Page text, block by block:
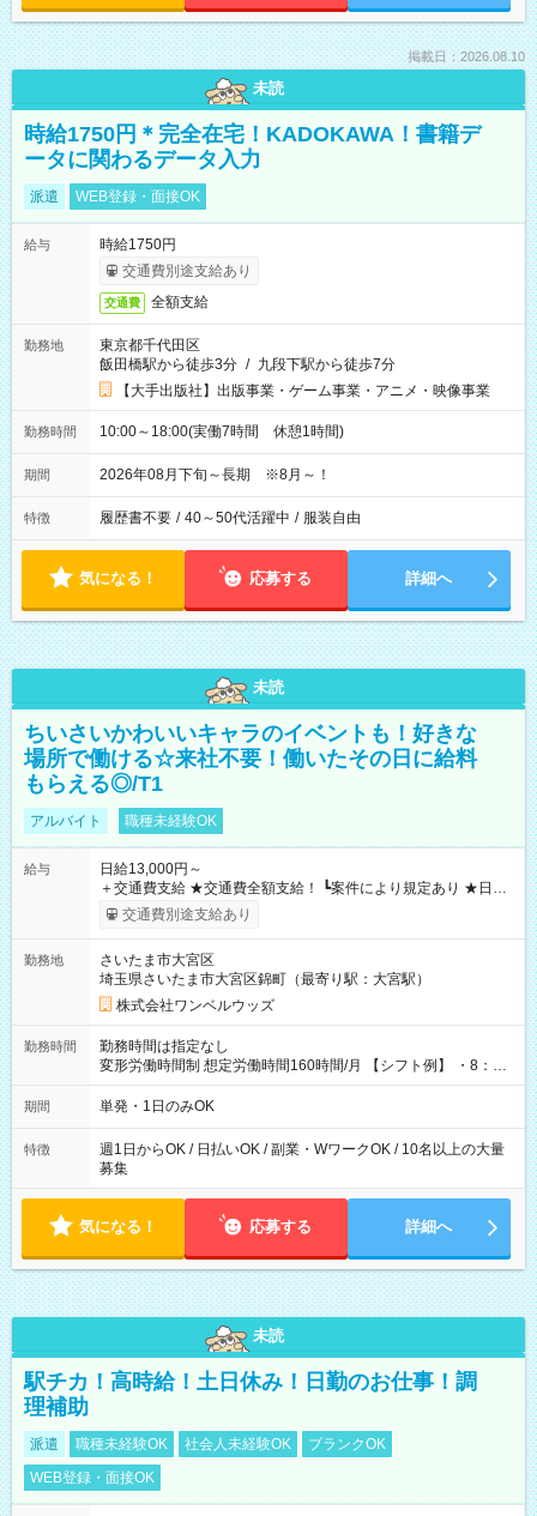
掲載日：2026.08.10
未読
時給1750円＊完全在宅！KADOKAWA！書籍デ
ータに関わるデータ入力
派遣 WEB登録・面接OK
給与
時給1750円
交通費別途支給あり
交通費 全額支給
勤務地
東京都千代田区
飯田橋駅から徒歩3分 / 九段下駅から徒歩7分
【大手出版社】出版事業・ゲーム事業・アニメ・映像事業
勤務時間 10:00～18:00(実働7時間 休憩1時間)
期間 2026年08月下旬～長期 ※8月～！
特徴 履歴書不要 / 40～50代活躍中 / 服装自由
気になる！ 応募する 詳細へ
未読
ちいさいかわいいキャラのイベントも！好きな
場所で働ける☆来社不要！働いたその日に給料
もらえる◎/T1
アルバイト 職種未経験OK
給与
日給13,000円～
＋交通費支給 ★交通費全額支給！ ┗案件により規定あり ★日払
いOK！（規定あり） ┗働いたその日に現金GET♪ お仕事後はコ
ンビニATMから 日払い分を引き落とせます！ 【試用期間】試
交通費別途支給あり
勤務地
さいたま市大宮区
埼玉県さいたま市大宮区錦町（最寄り駅：大宮駅）
株式会社ワンベルウッズ
勤務時間
勤務時間は指定なし
変形労働時間制 想定労働時間160時間/月 【シフト例】 ・8：00
～21：00
期間 単発・1日のみOK
特徴
週1日からOK / 日払いOK / 副業・WワークOK / 10名以上の大量
募集
気になる！ 応募する 詳細へ
未読
駅チカ！高時給！土日休み！日勤のお仕事！調
理補助
派遣 職種未経験OK 社会人未経験OK
ブランクOK
WEB登録・面接OK